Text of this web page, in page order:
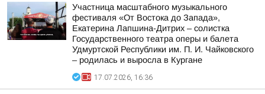
Участница масштабного музыкального
фестиваля «От Востока до Запада»,
Екатерина Лапшина-Дитрих – солистка
Государственного театра оперы и балета
Удмуртской Республики им. П. И. Чайковского
– родилась и выросла в Кургане
17.07.2026, 16:36